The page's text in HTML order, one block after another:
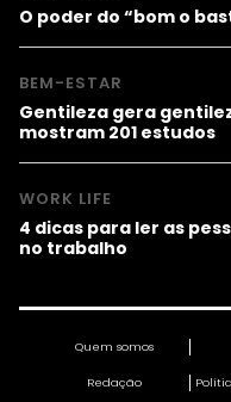
O poder do “bom o
BEM-ESTAR
Gentileza gera
mostram 201 estudos
WORK LIFE
4 dicas para ler as
no trabalho
Quem somos
Redação